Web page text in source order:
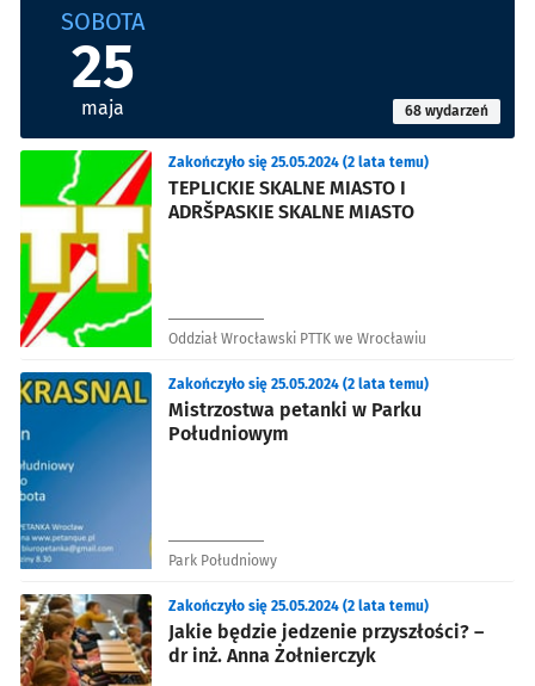
SOBOTA
25
maja 68 wydarzeń
TEPLICKIE SKALNE MIASTO I
ADRŠPASKIE SKALNE MIASTO
Zakończyło się 25.05.2024 (2 lata temu)
Oddział Wrocławski PTTK we Wrocławiu
Mistrzostwa petanki w Parku
Południowym
Zakończyło się 25.05.2024 (2 lata temu)
Park Południowy
Jakie będzie jedzenie przyszłości? –
dr inż. Anna Żołnierczyk
Zakończyło się 25.05.2024 (2 lata temu)